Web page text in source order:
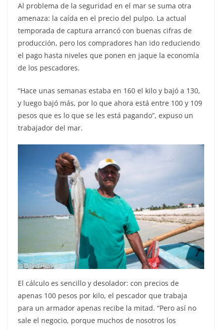
Al problema de la seguridad en el mar se suma otra
amenaza: la caída en el precio del pulpo. La actual
temporada de captura arrancó con buenas cifras de
producción, pero los compradores han ido reduciendo
el pago hasta niveles que ponen en jaque la economía
de los pescadores.
“Hace unas semanas estaba en 160 el kilo y bajó a 130,
y luego bajó más, por lo que ahora está entre 100 y 109
pesos que es lo que se les está pagando”, expuso un
trabajador del mar.
El cálculo es sencillo y desolador: con precios de
apenas 100 pesos por kilo, el pescador que trabaja
para un armador apenas recibe la mitad. “Pero así no
sale el negocio, porque muchos de nosotros los